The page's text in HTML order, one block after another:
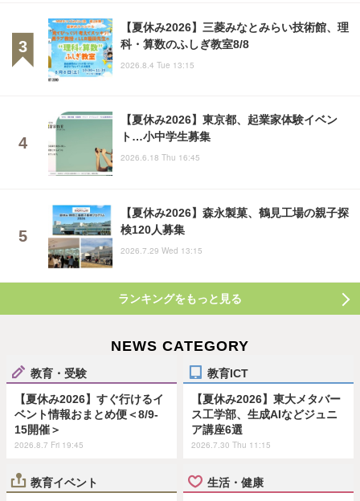
【夏休み2026】三菱みなとみらい技術館、理
科・算数のふしぎ教室8/8
2026.8.4 Tue 13:15
【夏休み2026】東京都、起業家体験イベン
ト…小中学生募集
2026.6.18 Thu 16:45
【夏休み2026】森永製菓、鶴見工場の親子探
検120人募集
2026.7.29 Wed 13:15
ランキングをもっと見る
NEWS CATEGORY
教育・受験
【夏休み2026】すぐ行けるイ
ベント情報おまとめ便＜8/9-
15開催＞
2026.8.7 Fri 19:45
教育ICT
【夏休み2026】東大メタバー
ス工学部、生成AIなどジュニ
ア講座6選
2026.7.30 Thu 11:15
教育イベント 生活・健康